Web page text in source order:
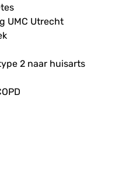
UMC Utrecht
2 naar huisarts